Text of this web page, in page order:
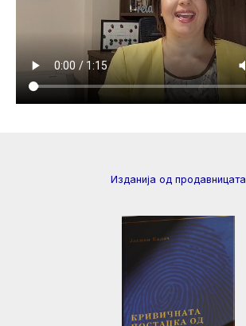
Изданија од продавницата